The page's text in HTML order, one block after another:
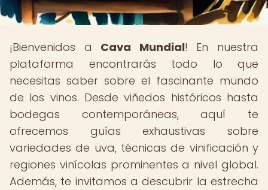
¡Bienvenidos a Cava Mundial! En nuestra
plataforma encontrarás todo lo que
necesitas saber sobre el fascinante mundo
de los vinos. Desde viñedos históricos hasta
bodegas contemporáneas, aquí te
ofrecemos guías exhaustivas sobre
variedades de uva, técnicas de vinificación y
regiones vinícolas prominentes a nivel global.
Además, te invitamos a descubrir la estrecha